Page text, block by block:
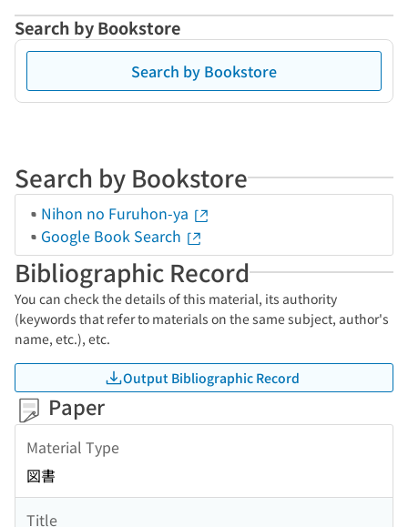
Search by Bookstore
Search by Bookstore
Search by Bookstore
Nihon no Furuhon-ya
Google Book Search
Bibliographic Record
You can check the details of this material, its authority
(keywords that refer to materials on the same subject, author's
name, etc.), etc.
Output Bibliographic Record
Paper
Material Type
図書
Title